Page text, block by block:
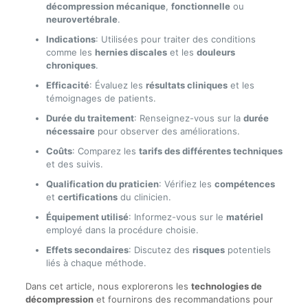
décompression mécanique, fonctionnelleou
neurovertébrale.
Indications: Utilisées pour traiter des conditions
comme les hernies discaleset les douleurs
chroniques.
Efficacité: Évaluez les résultats cliniqueset les
témoignages de patients.
Durée du traitement: Renseignez-vous sur la durée
nécessairepour observer des améliorations.
Coûts: Comparez les tarifs des différentes techniques
et des suivis.
Qualification du praticien: Vérifiez les compétences
et certificationsdu clinicien.
Équipement utilisé: Informez-vous sur le matériel
employé dans la procédure choisie.
Effets secondaires: Discutez des risquespotentiels
liés à chaque méthode.
Dans cet article, nous explorerons les technologies de
décompressionet fournirons des recommandations pour